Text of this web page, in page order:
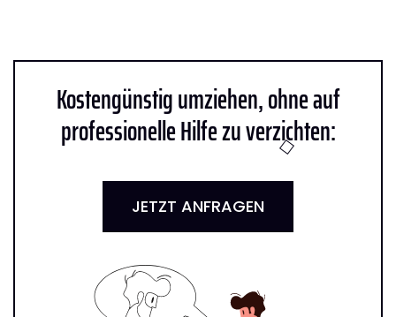
Kostengünstig umziehen, ohne auf
professionelle Hilfe zu verzichten:
JETZT ANFRAGEN